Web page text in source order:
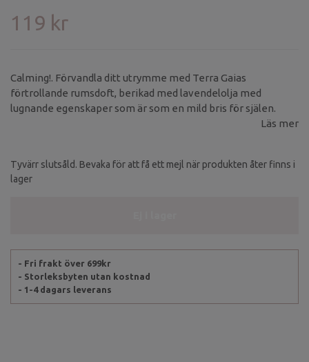
119 kr
Calming!. Förvandla ditt utrymme med Terra Gaias
förtrollande rumsdoft, berikad med lavendelolja med
lugnande egenskaper som är som en mild bris för själen.
Läs mer
Tyvärr slutsåld. Bevaka för att få ett mejl när produkten åter finns i
lager
- Fri frakt över 699kr
- Storleksbyten utan kostnad
- 1-4 dagars leverans